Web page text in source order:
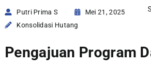
Putri Prima S
Mei 21, 2025
Konsolidasi Hutang
Pengajuan Program